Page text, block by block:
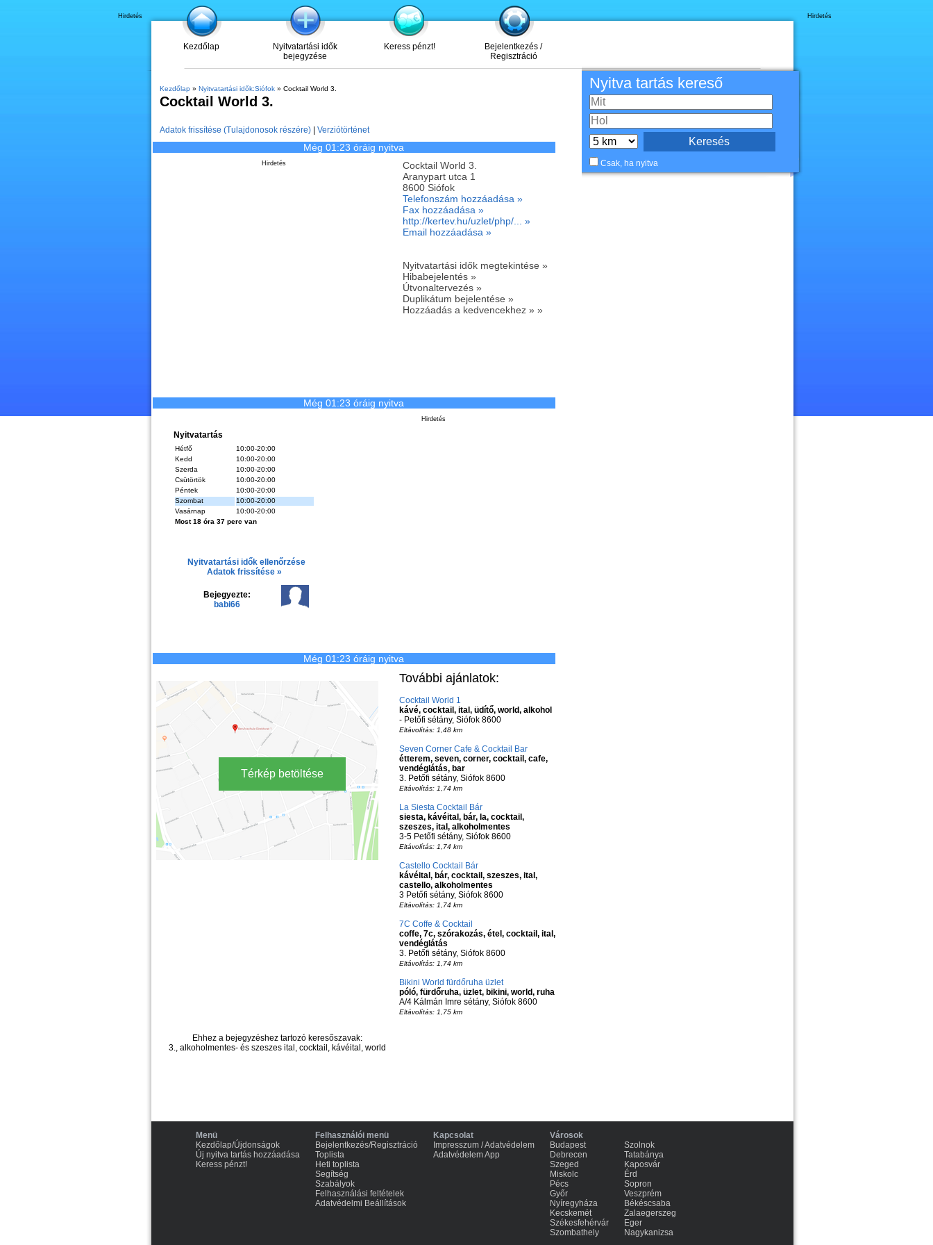
Kezdőlap
Nyitvatartási idők
bejegyzése
Keress pénzt!
Bejelentkezés /
Regisztráció
Hirdetés
Kezdőlap» Nyitvatartási idők:Siófok» Cocktail World 3.
Cocktail World 3.
Adatok frissítése (Tulajdonosok részére)| Verziótörténet
Még 01:23 óráig nyitva
Cocktail World 3.
Aranypart utca 1
8600 Siófok
Telefonszám hozzáadása »
Fax hozzáadása »
http://kertev.hu/uzlet/php/... »
Email hozzáadása »
Nyitvatartási idők megtekintése »
Hibabejelentés »
Útvonaltervezés »
Duplikátum bejelentése »
Hozzáadás a kedvencekhez » »
Hirdetés
Még 01:23 óráig nyitva
Hirdetés
Nyitvatartás
Hétfő
10:00-20:00
Kedd
10:00-20:00
Szerda
10:00-20:00
Csütörtök
10:00-20:00
Péntek
10:00-20:00
Szombat
10:00-20:00
Vasárnap
10:00-20:00
Most 18 óra 37 perc van
Nyitvatartási idők ellenőrzése
Adatok frissítése »
Bejegyezte:
babi66
Még 01:23 óráig nyitva
Térkép betöltése
További ajánlatok:
Cocktail World 1
kávé, cocktail, ital, üdítő, world, alkohol
- Petőfi sétány, Siófok 8600
Eltávolítás: 1,48 km
Seven Corner Cafe & Cocktail Bar
étterem, seven, corner, cocktail, cafe,
vendéglátás, bar
3. Petőfi sétány, Siófok 8600
Eltávolítás: 1,74 km
La Siesta Cocktail Bár
siesta, kávéital, bár, la, cocktail,
szeszes, ital, alkoholmentes
3-5 Petőfi sétány, Siófok 8600
Eltávolítás: 1,74 km
Castello Cocktail Bár
kávéital, bár, cocktail, szeszes, ital,
castello, alkoholmentes
3 Petőfi sétány, Siófok 8600
Eltávolítás: 1,74 km
7C Coffe & Cocktail
coffe, 7c, szórakozás, étel, cocktail, ital,
vendéglátás
3. Petőfi sétány, Siófok 8600
Eltávolítás: 1,74 km
Bikini World fürdőruha üzlet
póló, fürdőruha, üzlet, bikini, world, ruha
A/4 Kálmán Imre sétány, Siófok 8600
Eltávolítás: 1,75 km
Ehhez a bejegyzéshez tartozó keresőszavak:
3., alkoholmentes- és szeszes ital, cocktail, kávéital, world
Hirdetés
Nyitva tartás kereső
Csak, ha nyitva
Menü
Kezdőlap/Újdonságok
Új nyitva tartás hozzáadása
Keress pénzt!
Felhasználói menü
Bejelentkezés/Regisztráció
Toplista
Heti toplista
Segítség
Szabályok
Felhasználási feltételek
Adatvédelmi Beállítások
Kapcsolat
Impresszum / Adatvédelem
Adatvédelem App
Városok
Budapest
Debrecen
Szeged
Miskolc
Pécs
Győr
Nyíregyháza
Kecskemét
Székesfehérvár
Szombathely
Szolnok
Tatabánya
Kaposvár
Érd
Sopron
Veszprém
Békéscsaba
Zalaegerszeg
Eger
Nagykanizsa